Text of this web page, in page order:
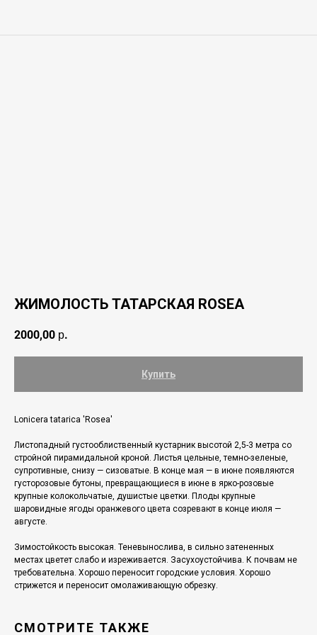
ЖИМОЛОСТЬ ТАТАРСКАЯ ROSEA
2000,00 р.
Купить
Lonicera tatarica 'Rosea'
Листопадный густооблиственный кустарник высотой 2,5-3 метра со
стройной пирамидальной кроной. Листья цельные, темно-зеленые,
супротивные, снизу — сизоватые. В конце мая — в июне появляются
густорозовые бутоны, превращающиеся в июне в ярко-розовые
крупные колокольчатые, душистые цветки. Плоды крупные
шаровидные ягоды оранжевого цвета созревают в конце июля —
августе.
Зимостойкость высокая. Теневынослива, в сильно затененных
местах цветет слабо и изреживается. Засухоустойчива. К почвам не
требовательна. Хорошо переносит городские условия. Хорошо
стрижется и переносит омолаживающую обрезку.
СМОТРИТЕ ТАКЖЕ